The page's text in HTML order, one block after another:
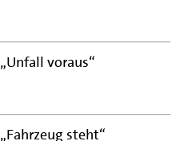
„Unfall voraus“
„Fahrzeug steht“